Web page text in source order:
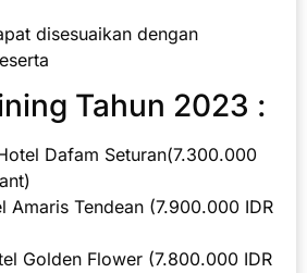
disesuaikan dengan
Tahun 2023 :
Dafam Seturan(7.300.000
Amaris Tendean (7.900.000 IDR
Golden Flower (7.800.000 IDR